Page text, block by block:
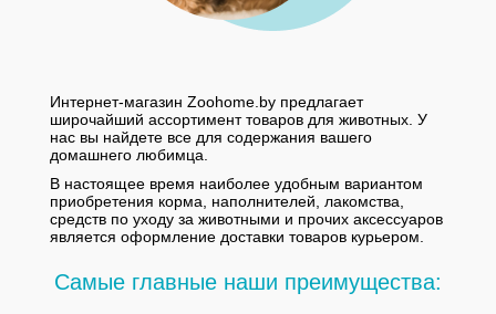
Интернет-магазин Zoohome.by предлагает
широчайший ассортимент товаров для животных. У
нас вы найдете все для содержания вашего
домашнего любимца.
В настоящее время наиболее удобным вариантом
приобретения корма, наполнителей, лакомства,
средств по уходу за животными и прочих аксессуаров
является оформление доставки товаров курьером.
Самые главные наши преимущества: